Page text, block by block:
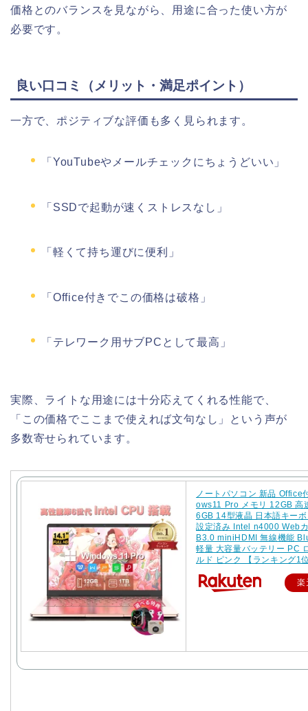
価格とのバランスを見ながら、用途に合った使い方が
必要です。
良い口コミ（メリット・満足ポイント）
一方で、ポジティブな評価も多く見られます。
「YouTubeやメールチェックにちょうどいい」
「SSDで起動が速くストレスなし」
「軽くて持ち運びに便利」
「Office付きでこの価格は破格」
「テレワーク用サブPCとして最高」
実際、ライトな用途には十分応えてくれる性能で、
「この価格でここまで使えれば文句なし」という声が
多数寄せられています。
ノートパソコン 新品 Office
ows11 Pro メモリ 12GB 高
6GB 14型液晶 日本語キー
設定済み Intel n4000 Web
B3.0 miniHDMI 無線機能
軽量 大容量バッテリー PC
ルド ピンク 【ランキング1
楽